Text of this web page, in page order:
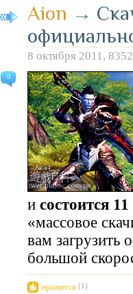
0
Aion →
8 октября 2011,
и состоится
«массовое
вам загрузить
большой
нравится (1)